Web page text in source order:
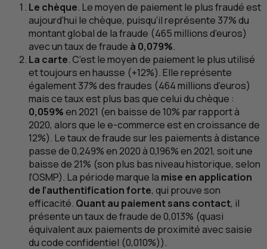
Le chèque. Le moyen de paiement le plus fraudé est
aujourd’hui le chèque, puisqu’il représente 37% du
montant global de la fraude (465 millions d’euros)
avec un taux de fraude à 0,079%.
La carte. C’est le moyen de paiement le plus utilisé
et toujours en hausse (+12%). Elle représente
également 37% des fraudes (464 millions d’euros)
mais ce taux est plus bas que celui du chèque :
0,059%en 2021 (en baisse de 10% par rapport à
2020, alors que le e-commerce est en croissance de
12%). Le taux de fraude sur les paiements à distance
passe de 0,249% en 2020 à 0,196% en 2021, soit une
baisse de 21% (son plus bas niveau historique, selon
l’OSMP). La période marque la mise en application
de l’authentification forte, qui prouve son
efficacité. Quant au paiement sans contact, il
présente un taux de fraude de 0,013% (quasi
équivalent aux paiements de proximité avec saisie
du code confidentiel (0,010%)).